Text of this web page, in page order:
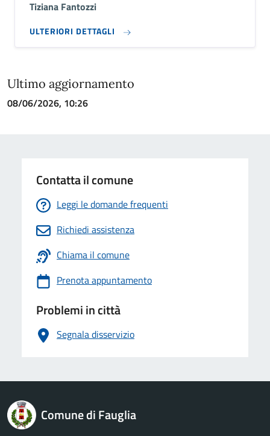
Tiziana Fantozzi
ULTERIORI DETTAGLI
Ultimo aggiornamento
08/06/2026, 10:26
Contatta il comune
Leggi le domande frequenti
Richiedi assistenza
Chiama il comune
Prenota appuntamento
Problemi in città
Segnala disservizio
logo Unione Europea
Comune di Fauglia